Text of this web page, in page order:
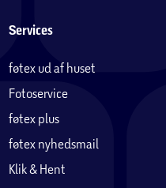
Services
føtex ud af huset
Fotoservice
føtex plus
føtex nyhedsmail
Klik & Hent